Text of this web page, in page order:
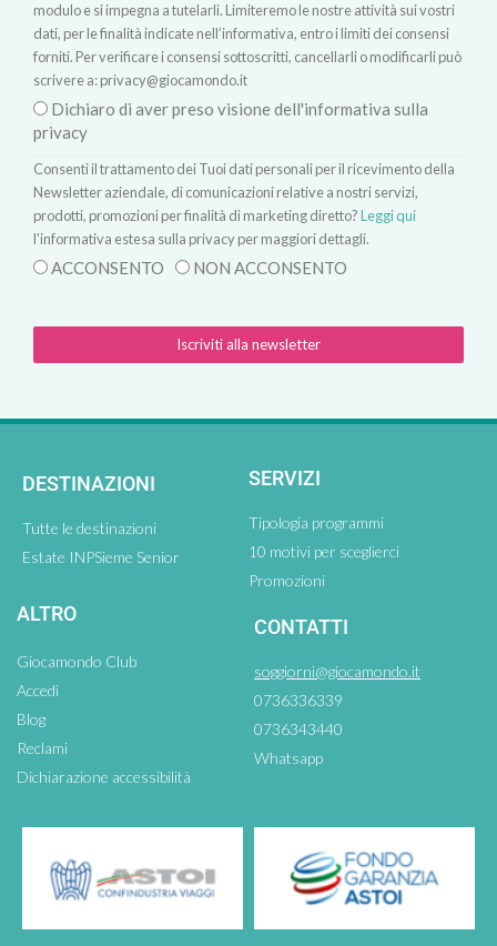
modulo e si impegna a tutelarli. Limiteremo le nostre attività sui vostri
dati, per le finalità indicate nell’informativa, entro i limiti dei consensi
forniti. Per verificare i consensi sottoscritti, cancellarli o modificarli può
scrivere a:privacy@giocamondo.it
Dichiaro di aver preso visione dell'informativa sulla
privacy
Consenti il trattamento dei Tuoi dati personali per il ricevimento della
Newsletter aziendale, di comunicazioni relative a nostri servizi,
prodotti, promozioni per finalità di marketing diretto?Leggi qui
l'informativa estesa sulla privacy per maggiori dettagli.
ACCONSENTO NON ACCONSENTO
Iscriviti alla newsletter
DESTINAZIONI
Tutte le destinazioni
Estate INPSieme Senior
SERVIZI
Tipologia programmi
10 motivi per sceglierci
Promozioni
ALTRO
Giocamondo Club
Accedi
Blog
Reclami
Dichiarazione accessibilità
CONTATTI
soggiorni@giocamondo.it
0736336339
0736343440
Whatsapp